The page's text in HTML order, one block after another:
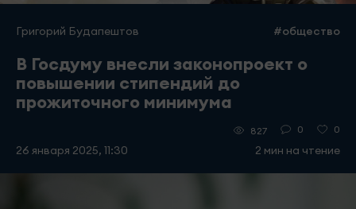
Григорий Будапештов #общество
В Госдуму внесли законопроект о
повышении стипендий до
прожиточного минимума
26 января 2025, 11:30
827 0 0
2 мин на чтение